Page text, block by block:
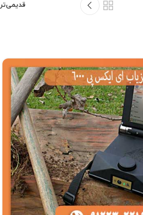
قدیمی‌تر